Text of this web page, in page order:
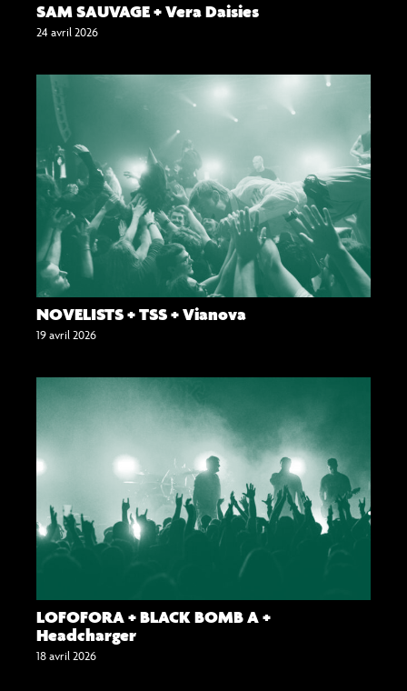
SAM SAUVAGE + Vera Daisies
24 avril 2026
NOVELISTS + TSS + Vianova
19 avril 2026
LOFOFORA + BLACK BOMB A +
Headcharger
18 avril 2026